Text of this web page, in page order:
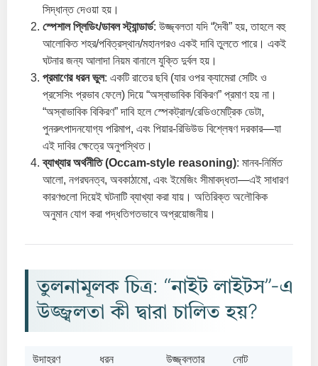
সিদ্ধান্ত দেওয়া হয়।
স্পেশাল প্লিডিং/ডাবল স্ট্যান্ডার্ড: উজ্জ্বলতা যদি “দৈবী” হয়, তাহলে বহু
আলোকিত শহর/পবিত্রস্থান/মহানগরও একই দাবি তুলতে পারে। একই
ঘটনার জন্য আলাদা নিয়ম বানালে যুক্তি দুর্বল হয়।
প্রমাণের ধরন ভুল: একটি রাতের ছবি (যার ওপর ক্যামেরা সেটিং ও
প্রসেসিং প্রভাব ফেলে) দিয়ে “অস্বাভাবিক বিকিরণ” প্রমাণ হয় না।
“অস্বাভাবিক বিকিরণ” দাবি হলে স্পেকট্রাল/রেডিওমেট্রিক ডেটা,
পুনরুৎপাদনযোগ্য পরিমাপ, এবং পিয়ার-রিভিউড বিশ্লেষণ দরকার—যা
এই দাবির ক্ষেত্রে অনুপস্থিত।
ব্যাখ্যার অর্থনীতি (Occam-style reasoning): মানব-নির্মিত
আলো, নগরঘনত্ব, অবকাঠামো, এবং ইমেজিং সীমাবদ্ধতা—এই সাধারণ
কারণগুলো দিয়েই ঘটনাটি ব্যাখ্যা করা যায়। অতিরিক্ত অলৌকিক
অনুমান যোগ করা পদ্ধতিগতভাবে অপ্রয়োজনীয়।
তুলনামূলক চিত্র: “নাইট লাইটস”-এ
উজ্জ্বলতা কী দ্বারা চালিত হয়?
উদাহরণ ধরন
উজ্জ্বলতার
নোট